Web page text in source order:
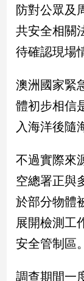
會
點
觀
兩
岸/
際
社
地
方
新
冠
毒
防對公眾及
共安全相關
待確認現場
澳洲國家緊
體初步相信
入海洋後隨
不過實際來
空總署正與
於部分物體
展開檢測工
安全管制區。
調查期間一